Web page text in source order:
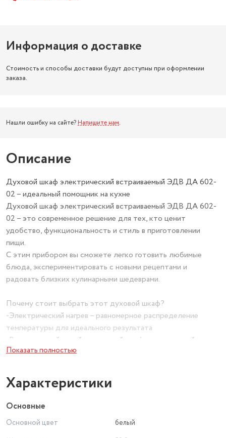
Информация о доставке
Стоимость и способы доставки будут доступны при оформлении
заказа.
Нашли ошибку на сайте? Напишите нам.
Описание
Духовой шкаф электрический встраиваемый ЭДВ ДА 602-
02 – идеальный помощник на кухне
Духовой шкаф электрический встраиваемый ЭДВ ДА 602-
02 – это современное решение для тех, кто ценит
удобство, функциональность и стиль в приготовлении
пищи.
С этим прибором вы сможете легко готовить любимые
блюда, экспериментировать с новыми рецептами и
радовать близких кулинарными шедеврами.
Почему стоит выбрать этот духовой шкаф?
-Электрический нагрев – равномерное распределение
температуры для идеального результата
-Встраиваемый дизайн – духовой шкаф встраиваемый
органично впишется в любую кухонную мебель
подходит для большинства кухонь
-Простое управление – интуитивно понятные механические
переключатели
Особенности модели ЭДВ ДА 602-02:
Показать полностью
Характеристики
Основные
Основной цвет
белый